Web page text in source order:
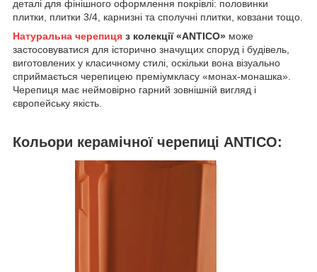
деталі для фінішного оформлення покрівлі: половинки
плитки, плитки 3/4, карнизні та сполучні плитки, ковзани тощо.
Натуральна черепиця з колекції «ANTICO» може
застосовуватися для історично значущих споруд і будівель,
виготовлених у класичному стилі, оскільки вона візуально
сприймається черепицею преміумкласу «монах-монашка».
Черепиця має неймовірно гарний зовнішній вигляд і
європейську якість.
Кольори керамічної черепиці ANTICO: